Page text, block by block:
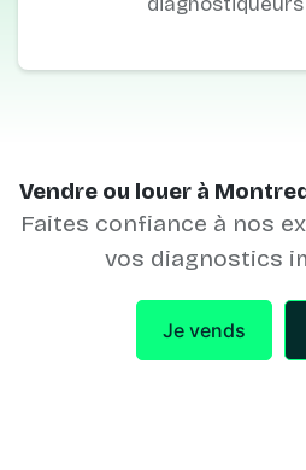
Vendre ou louer à
Faites confiance à nos
vos diagnostics
Je vends